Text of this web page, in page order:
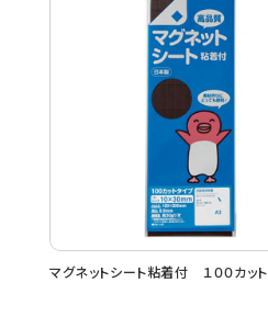
マグネットシート粘着付 １００カット